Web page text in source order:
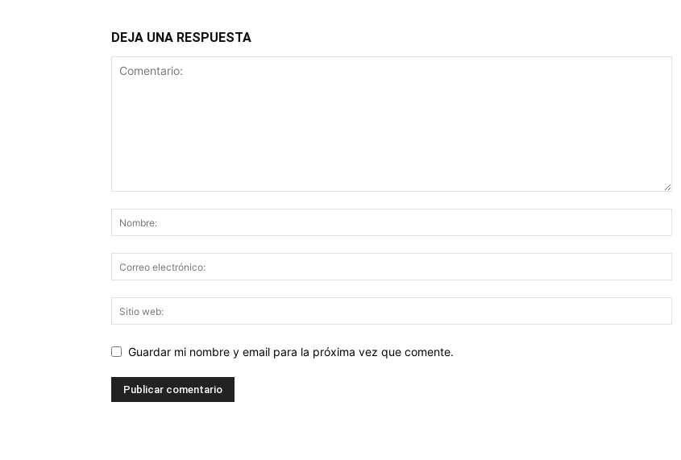
DEJA UNA RESPUESTA
Guardar mi nombre y email para la próxima vez que comente.